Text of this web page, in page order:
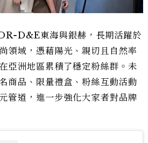
D&E東海與銀赫，長期活躍於
領域，憑藉陽光、親切且自然率
亞洲地區累積了穩定粉絲群。未
商品、限量禮盒、粉絲互動活動
管道，進一步強化大家者對品牌